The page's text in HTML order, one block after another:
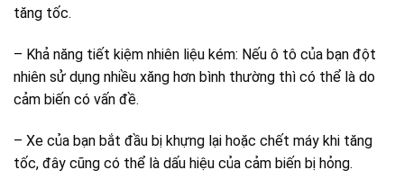
tăng tốc.
– Khả năng tiết kiệm nhiên liệu kém: Nếu ô tô của bạn đột
nhiên sử dụng nhiều xăng hơn bình thường thì có thể là do
cảm biến có vấn đề.
– Xe của bạn bắt đầu bị khựng lại hoặc chết máy khi tăng
tốc, đây cũng có thể là dấu hiệu của cảm biến bị hỏng.